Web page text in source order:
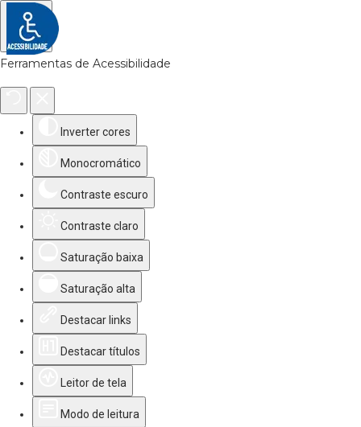
Ferramentas de Acessibilidade
Inverter cores
Monocromático
Contraste escuro
Contraste claro
Saturação baixa
Saturação alta
Destacar links
Destacar títulos
Leitor de tela
Modo de leitura